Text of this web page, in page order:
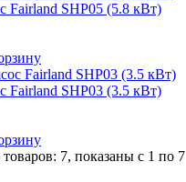
Fairland SHP05 (5.8 кВт)
Fairland SHP03 (3.5 кВт)
7, показаны с 1 по 7